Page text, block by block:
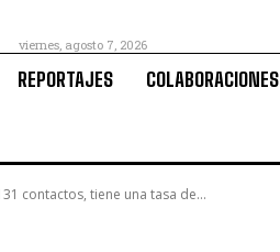
viernes, agosto 7, 2026
REPORTAJES COLABORACIONES
contactos, tiene una tasa de...